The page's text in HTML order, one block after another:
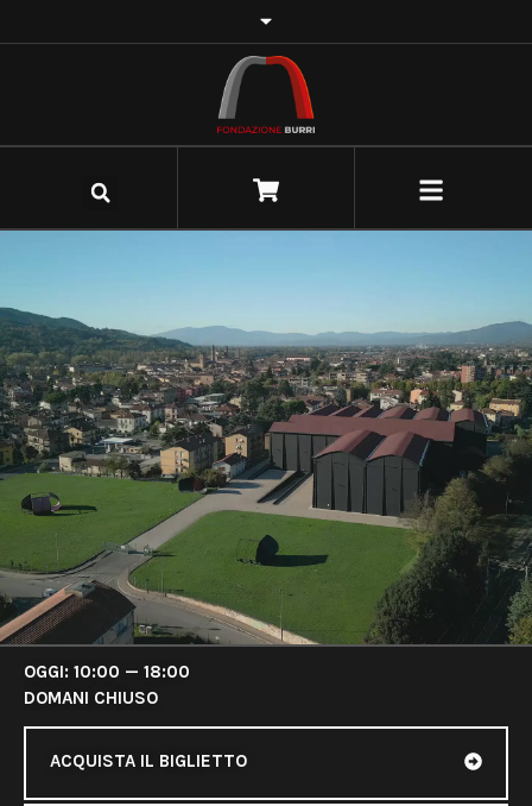
OGGI: 10:00 — 18:00
DOMANI CHIUSO
ACQUISTA IL BIGLIETTO